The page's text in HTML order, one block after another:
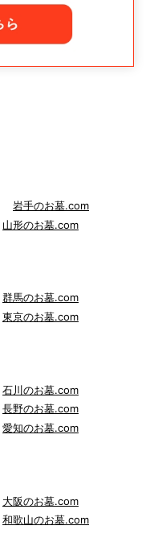
岩手のお墓.com
山形のお墓.com
群馬のお墓.com
東京のお墓.com
石川のお墓.com
長野のお墓.com
愛知のお墓.com
大阪のお墓.com
和歌山のお墓.com